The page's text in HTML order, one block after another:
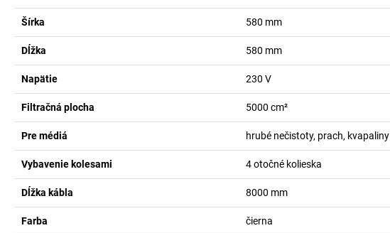
Šírka 580 mm
Dĺžka 580 mm
Napätie 230 V
Filtračná plocha 5000 cm²
Pre médiá hrubé nečistoty, prach, kvapaliny
Vybavenie kolesami 4 otočné kolieska
Dĺžka kábla 8000 mm
Farba čierna